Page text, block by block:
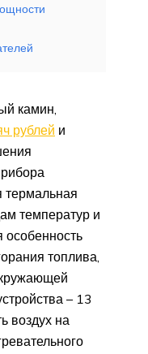
камин,
рублей и
термальная
температур и
особенность
топлива,
– 13
воздух на